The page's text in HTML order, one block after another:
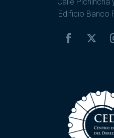
Calle Pichincha
Edificio Banco